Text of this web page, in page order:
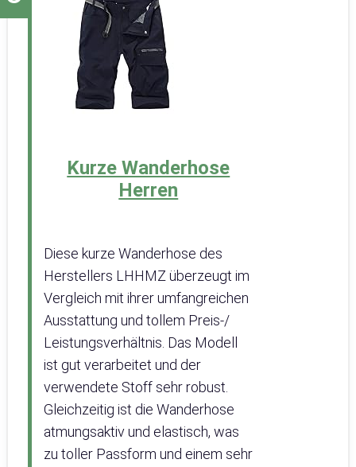
Kurze Wanderhose
Herren
Diese kurze Wanderhose des
Herstellers LHHMZ überzeugt im
Vergleich mit ihrer umfangreichen
Ausstattung und tollem Preis-/
Leistungsverhältnis. Das Modell
ist gut verarbeitet und der
verwendete Stoff sehr robust.
Gleichzeitig ist die Wanderhose
atmungsaktiv und elastisch, was
zu toller Passform und einem sehr